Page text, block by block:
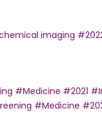
imaging
#Medicine #2021
#Medicine